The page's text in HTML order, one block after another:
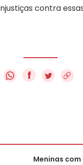
contra
f
Meninas